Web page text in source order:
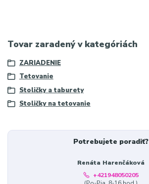
Tovar zaradený v kategóriách
ZARIADENIE
Tetovanie
Stoličky a taburety
Stoličky na tetovanie
Potrebujete poradiť?
Renáta Harenčáková
+421948050205